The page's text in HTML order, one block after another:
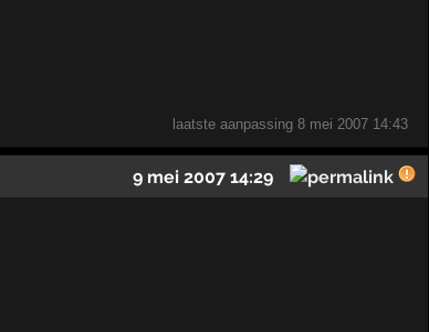
laatste aanpassing 8 mei 2007 14:43
9 mei 2007 14:29